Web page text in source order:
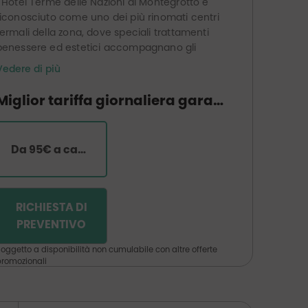
come uno dei più rinomati centri
della zona, dove speciali trattamenti
ed estetici accompagnano gli
per una cura delle più complete.
gli appassionati delle vacanze attive,
Terme delle Nazioni offre un percorso
salute in un ampio parco, campi da bocce
da tennis, corsi di acquagym e idro bike,
e Venezia in mezz'ora.
di più
Miglior tariffa giornaliera garantita
Da 95€ a camera
RICHIESTA DI
PREVENTIVO
a disponibilità non cumulabile con altre offerte